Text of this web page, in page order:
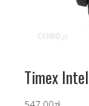
Timex